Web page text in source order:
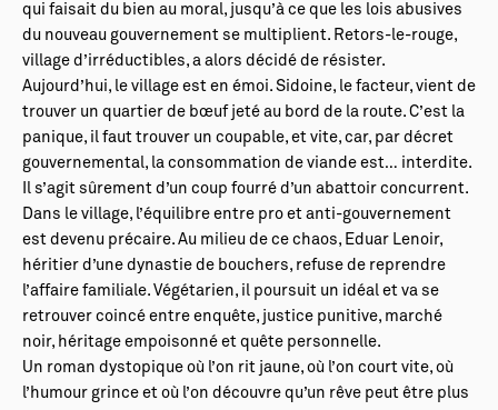
qui faisait du bien au moral, jusqu’à ce que les lois abusives
du nouveau gouvernement se multiplient. Retors-le-rouge,
village d’irréductibles, a alors décidé de résister.
Aujourd’hui, le village est en émoi. Sidoine, le facteur, vient de
trouver un quartier de bœuf jeté au bord de la route. C’est la
panique, il faut trouver un coupable, et vite, car, par décret
gouvernemental, la consommation de viande est… interdite.
Il s’agit sûrement d’un coup fourré d’un abattoir concurrent.
Dans le village, l’équilibre entre pro et anti-gouvernement
est devenu précaire. Au milieu de ce chaos, Eduar Lenoir,
héritier d’une dynastie de bouchers, refuse de reprendre
l’affaire familiale. Végétarien, il poursuit un idéal et va se
retrouver coincé entre enquête, justice punitive, marché
noir, héritage empoisonné et quête personnelle.
Un roman dystopique où l’on rit jaune, où l’on court vite, où
l’humour grince et où l’on découvre qu’un rêve peut être plus